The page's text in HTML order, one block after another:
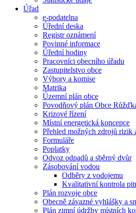
Úřad
e-podatelna
Úřední deska
Registr oznámení
Povinné informace
Úřední hodiny
Pracovníci obecního úřadu
Zastupitelstvo obce
Výbory a komise
Matrika
Územní plán obce
Povodňový plán Obce
Krizové řízení
Místní energetická koncepce
Přehled možných zdrojů rizik
Formuláře
Poplatky
Odvoz odpadů a sběrný dvůr
Zásobování vodou
Odběry z vodojemu
Kvalitativní kontrola
Plán rozvoje obce
Obecně závazné vyhlášky a
Plán zimní údržby místních